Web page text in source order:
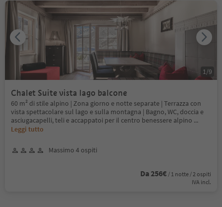
Chalet Suite vista lago balcone
60 m² di stile alpino | Zona giorno e notte separate | Terrazza con
vista spettacolare sul lago e sulla montagna | Bagno, WC, doccia e
asciugacapelli, teli e accappatoi per il centro benessere alpino ...
Leggi tutto
Massimo 4 ospiti
Da 256€ / 1 notte / 2 ospiti
IVA incl.
1/9